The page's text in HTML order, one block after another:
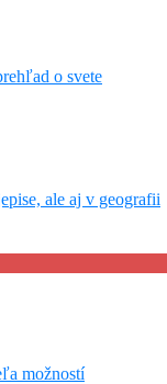
o svete
ale aj v geografii
možností